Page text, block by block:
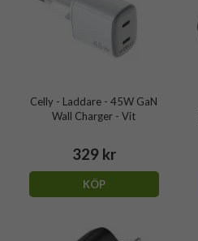
Celly - Laddare - 45W GaN
Wall Charger - Vit
329 kr
KÖP